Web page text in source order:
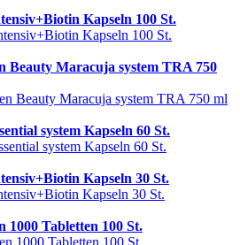
Kapseln 100 St.
Beauty Maracuja system TRA 750
system Kapseln 60 St.
Kapseln 30 St.
Tabletten 100 St.